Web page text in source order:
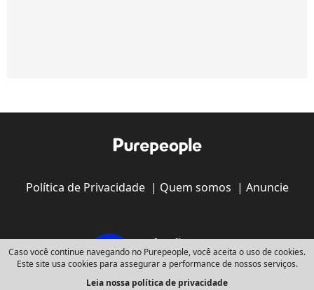
Política de Privacidade| Quem somos | Anuncie
Caso você continue navegando no Purepeople, você aceita o uso de cookies.
Este site usa cookies para assegurar a performance de nossos serviços.
Leia nossa política de privacidade